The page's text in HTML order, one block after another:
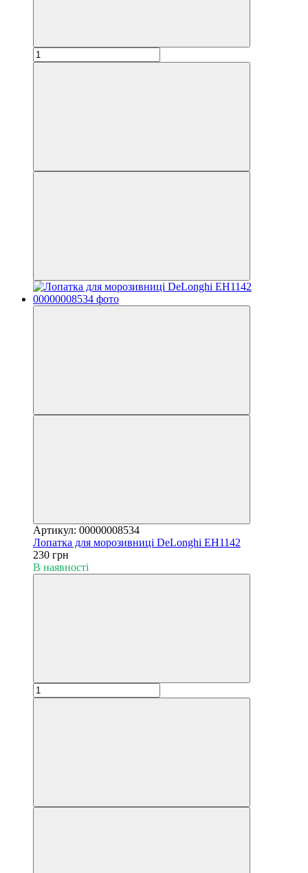
Артикул: 00000008534
Лопатка для морозивниці DeLonghi EH1142
230 грн
В наявності